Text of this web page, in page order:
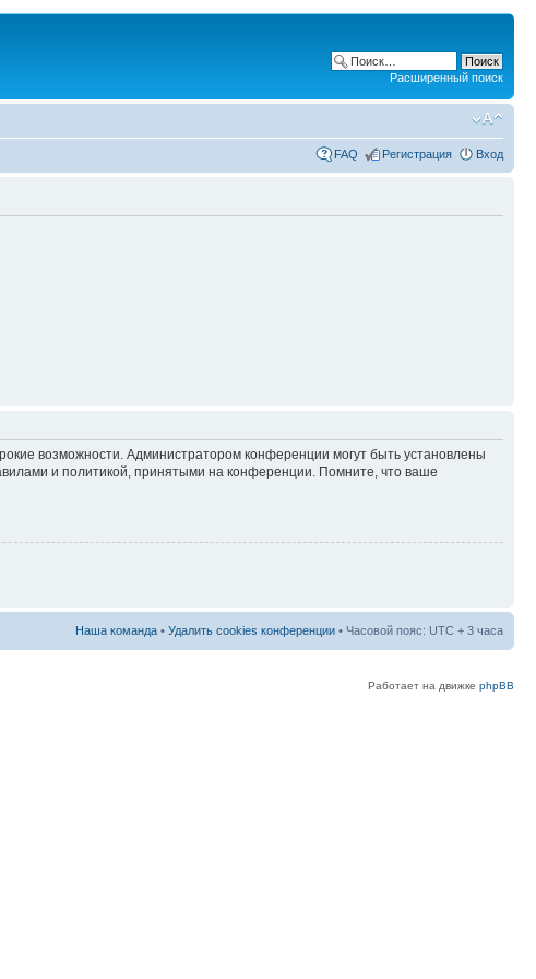
Расширенный поиск
FAQ Регистрация Вход
возможности. Администратором конференции могут быть установлены
и политикой, принятыми на конференции. Помните, что ваше
Наша команда • Удалить cookies конференции • Часовой пояс: UTC + 3 часа
Работает на движке phpBB